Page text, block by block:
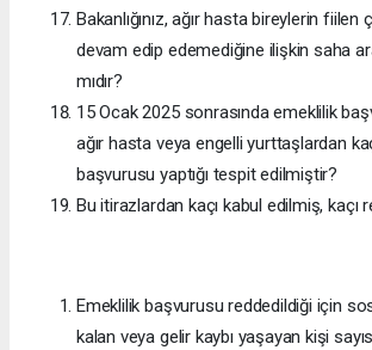
Bakanlığınız, ağır hasta bireylerin fiilen
devam edip edemediğine ilişkin saha
mıdır?
15 Ocak 2025 sonrasında emeklilik
ağır hasta veya engelli yurttaşlardan
başvurusu yaptığı tespit edilmiştir?
Bu itirazlardan kaçı kabul edilmiş, kaçı
Emeklilik başvurusu reddedildiği için
kalan veya gelir kaybı yaşayan kişi